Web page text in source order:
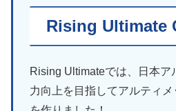
Rising Ultimate
Rising Ultimateでは、日本ア
力向上を目指してアルティ